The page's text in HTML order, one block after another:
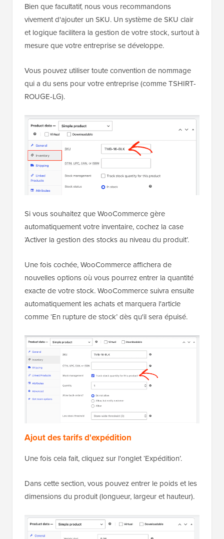
Bien que facultatif, nous vous recommandons
vivement d'ajouter un SKU. Un système de SKU clair
et logique facilitera la gestion de votre stock, surtout à
mesure que votre entreprise se développe.
Vous pouvez utiliser toute convention de nommage
qui a du sens pour votre entreprise (comme TSHIRT-
ROUGE-LG).
Si vous souhaitez que WooCommerce gère
automatiquement votre inventaire, cochez la case
‘Activer la gestion des stocks au niveau du produit’.
Une fois cochée, WooCommerce affichera de
nouvelles options où vous pourrez entrer la quantité
exacte de votre stock. WooCommerce suivra ensuite
automatiquement les achats et marquera l'article
comme ‘En rupture de stock’ dès qu'il sera épuisé.
Ajout des tarifs d'expédition
Une fois cela fait, cliquez sur l'onglet ‘Expédition’.
Dans cette section, vous pouvez entrer le poids et les
dimensions du produit (longueur, largeur et hauteur).